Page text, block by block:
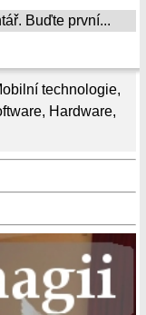
technologie,
, Hardware,
Buďte první...